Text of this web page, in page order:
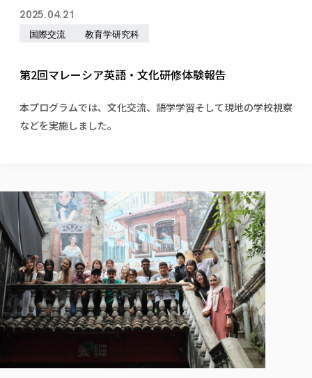
建学の精神・教育の理念
教育方針
大学の概要
大学の歩み
校歌の歴史
校章・マーク・カラー
教職員募集
役員・評議員一覧
キャンパス案内
大学の取り組み
社会連携・研究
カリキュラム編成ガイドライン
本学のシラバスについて
大学広報誌「TFU Newsletter 東北福祉大学通信」
初年次教育（リエゾンゼミⅠ）について
リエゾンゼミ・ナビ（テキスト等）
お役立ち情報（リンク集）
放射線モニタリング測定結果（国見キャンパス）
情報公開
寄附行為
大学評価
IR情報
学校教育法施行規則第172条の2に基づく情報公開
教職課程における情報の公表
学部・学科等設置計画履行状況報告書
情報公開規程
福祉心理学科
共生まちづくり学部
教育学部
教育学科
健康科学部
健康科学部
医療経営管理学科
仏教専修科
大学院
大学院
総合福祉学研究科 社会福祉学専攻 修士課程
総合福祉学研究科 社会福祉学専攻 博士課程
総合福祉学研究科 福祉心理学専攻 修士課程
教育学研究科 教育学専攻 修士課程
通信教育部
通信教育部
通信制大学院 総合福祉学研究科 社会福祉学専攻 修士課程
通信制大学院 総合福祉学研究科 福祉心理学専攻 修士課程
カリキュラム（学部・大学院）
その他の就学機会
デジタルパンフ
進学相談会
取得可能な資格・免許
進路・就職支援
東北福祉大学のキャリア教育
採用ご担当者様へ
採用ご担当者様へ
センター長の挨拶
求人の受付について
単独学内説明会のご案内
在学生の方
在学生の方
資格取得報奨制度について
東北福祉大学求人・インターンシップ検索サイト（キャリタス
卒業生の方
卒業生の方
卒業後のキャリア支援体制
在学生による訪問、情報提供へのご協力のお願い
卒業生アンケート
よくあるご質問
東北福祉大学のDNA
体育会・運動サークル紹介
大学指定団体紹介
海外留学・研修
外国人在学生
Prospective Students
学生支援センター国際交流の活動
スタッフ紹介
東北福祉大学の研究活動
東北福祉大学の研究活動
東北福祉大学の研究紹介
共同研究等をご検討の皆様へ
東北福祉大学の紀要・リポジトリ
東北福祉大学の紀要・リポジトリ
研究紀要
教職研究
東北福祉大学教育・教職センター特別支援教育研究年報一覧
芹沢銈介美術工芸館年報
産学・産学官連携
産学・産学官連携
「高齢者のフレイル予防及びデジタルデバイド解消に向けた
高齢者施設特化型モジュラー車いす開発
社会貢献・地域連携活動
社会貢献・地域連携活動
生涯学習・社会人講座
生涯教育・キャリア教育TOP
生涯学習・社会人講座
月例TFU実学臨床研究セミナー
特別支援教育研究室
関連法人
取材について
施設利用
同窓会
2025.04.21
国際交流 教育学研究科
第2回マレーシア英語・文化研修体験報告
本プログラムでは、文化交流、語学学習そして現地の学校視察
などを実施しました。